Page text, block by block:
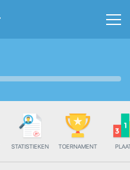
STATISTIEKEN TOERNAMENT